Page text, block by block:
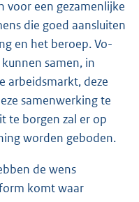
voor een gezamenlijke
die goed aansluiten
en het beroep. Vo-
samen, in
arbeidsmarkt, deze
samenwerking te
te borgen zal er op
worden geboden.
de wens
komt waar